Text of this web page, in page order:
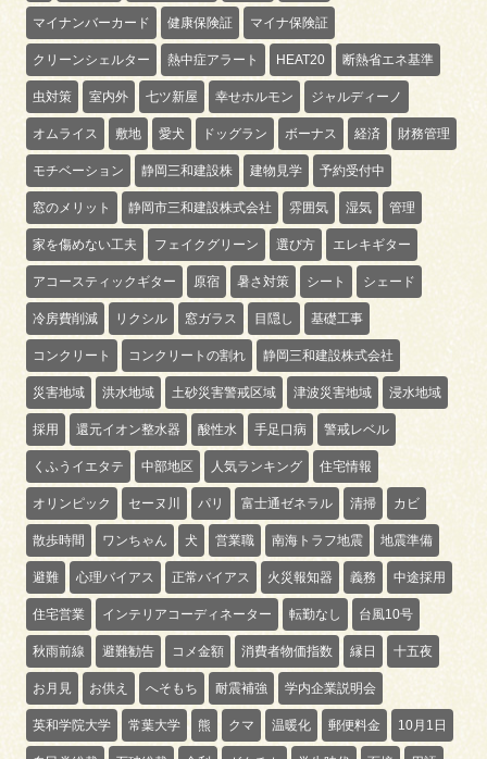
マイナンバーカード 健康保険証 マイナ保険証
クリーンシェルター 熱中症アラート HEAT20 断熱省エネ基準
虫対策 室内外 七ツ新屋 幸せホルモン ジャルディーノ
オムライス 敷地 愛犬 ドッグラン ボーナス 経済 財務管理
モチベーション 静岡三和建設株 建物見学 予約受付中
窓のメリット 静岡市三和建設株式会社 雰囲気 湿気 管理
家を傷めない工夫 フェイクグリーン 選び方 エレキギター
アコースティックギター 原宿 暑さ対策 シート シェード
冷房費削減 リクシル 窓ガラス 目隠し 基礎工事
コンクリート コンクリートの割れ 静岡三和建設株式会社
災害地域 洪水地域 土砂災害警戒区域 津波災害地域 浸水地域
採用 還元イオン整水器 酸性水 手足口病 警戒レベル
くふうイエタテ 中部地区 人気ランキング 住宅情報
オリンピック セーヌ川 パリ 富士通ゼネラル 清掃 カビ
散歩時間 ワンちゃん 犬 営業職 南海トラフ地震 地震準備
避難 心理バイアス 正常バイアス 火災報知器 義務 中途採用
住宅営業 インテリアコーディネーター 転勤なし 台風10号
秋雨前線 避難勧告 コメ金額 消費者物価指数 縁日 十五夜
お月見 お供え へそもち 耐震補強 学内企業説明会
英和学院大学 常葉大学 熊 クマ 温暖化 郵便料金 10月1日